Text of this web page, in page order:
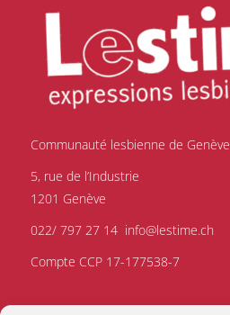
Communauté lesbienne de Genève
5, rue de l’Industrie
1201 Genève
022/ 797 27 14 info@lestime.ch
Compte CCP 17-177538-7